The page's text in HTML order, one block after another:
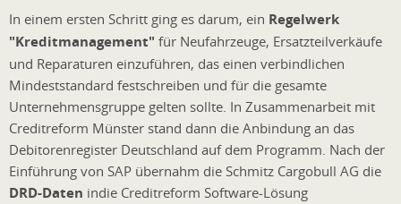
In einem ersten Schritt ging es darum, ein Regelwerk
"Kreditmanagement" für Neufahrzeuge, Ersatzteilverkäufe
und Reparaturen einzuführen, das einen verbindlichen
Mindeststandard festschreiben und für die gesamte
Unternehmensgruppe gelten sollte. In Zusammenarbeit mit
Creditreform Münster stand dann die Anbindung an das
Debitorenregister Deutschland auf dem Programm. Nach der
Einführung von SAP übernahm die Schmitz Cargobull AG die
DRD-Daten indie Creditreform Software-Lösung